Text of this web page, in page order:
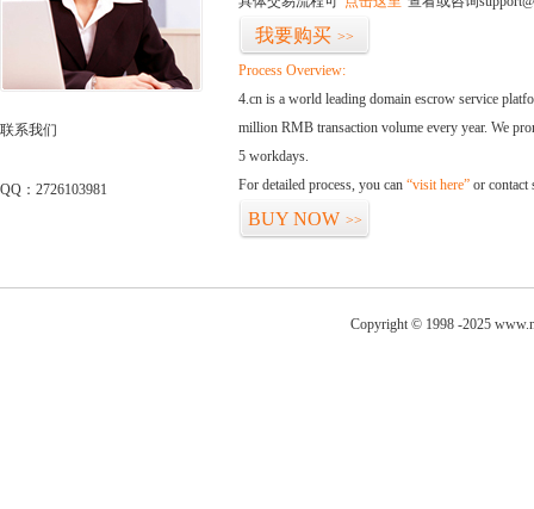
联系我们
QQ：2726103981
我要购买 >>
Process Overview:
4.cn is a world leading domain escrow service
million RMB transaction volume every year. We
5 workdays.
For detailed process, you can “visit here” or contact
BUY NOW >>
Copyright © 1998 -2025